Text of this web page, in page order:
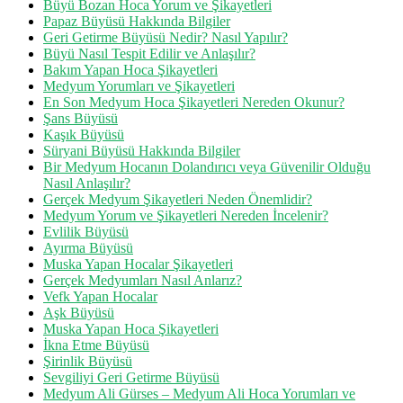
Büyü Bozan Hoca Yorum ve Şikayetleri
Papaz Büyüsü Hakkında Bilgiler
Geri Getirme Büyüsü Nedir? Nasıl Yapılır?
Büyü Nasıl Tespit Edilir ve Anlaşılır?
Bakım Yapan Hoca Şikayetleri
Medyum Yorumları ve Şikayetleri
En Son Medyum Hoca Şikayetleri Nereden Okunur?
Şans Büyüsü
Kaşık Büyüsü
Süryani Büyüsü Hakkında Bilgiler
Bir Medyum Hocanın Dolandırıcı veya Güvenilir Olduğu
Nasıl Anlaşılır?
Gerçek Medyum Şikayetleri Neden Önemlidir?
Medyum Yorum ve Şikayetleri Nereden İncelenir?
Evlilik Büyüsü
Ayırma Büyüsü
Muska Yapan Hocalar Şikayetleri
Gerçek Medyumları Nasıl Anlarız?
Vefk Yapan Hocalar
Aşk Büyüsü
Muska Yapan Hoca Şikayetleri
İkna Etme Büyüsü
Şirinlik Büyüsü
Sevgiliyi Geri Getirme Büyüsü
Medyum Ali Gürses – Medyum Ali Hoca Yorumları ve